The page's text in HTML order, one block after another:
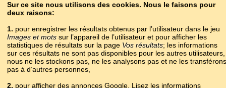
Sur ce site nous utilisons des cookies. Nous le faisons pour
deux raisons:
1. pour enregistrer les résultats obtenus par l’utilisateur dans le jeu
Images et mots sur l’appareil de l’utilisateur et pour afficher les
statistiques de résultats sur la page Vos résultats; les informations
sur ces résultats ne sont pas disponibles pour les autres utilisateurs,
nous ne les stockons pas, ne les analysons pas et ne les transférons
pas à d’autres personnes,
2. pour afficher des annonces Google. Lisez les informations